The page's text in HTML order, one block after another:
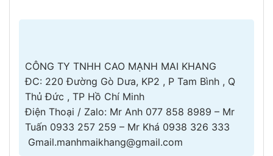
CÔNG TY TNHH CAO MẠNH MAI KHANG
ĐC: 220 Đường Gò Dưa, KP2 , P Tam Bình , Q
Thủ Đức , TP Hồ Chí Minh
Điện Thoại / Zalo: Mr Anh 077 858 8989 – Mr
Tuấn 0933 257 259 – Mr Khá 0938 326 333
Gmail.manhmaikhang@gmail.com